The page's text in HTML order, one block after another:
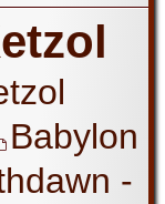
Babylon
-